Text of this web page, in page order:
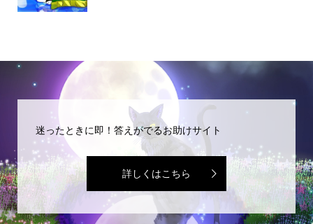
迷ったときに即！答えがでるお助けサイト
詳しくはこちら